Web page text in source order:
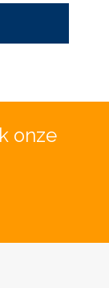
onze